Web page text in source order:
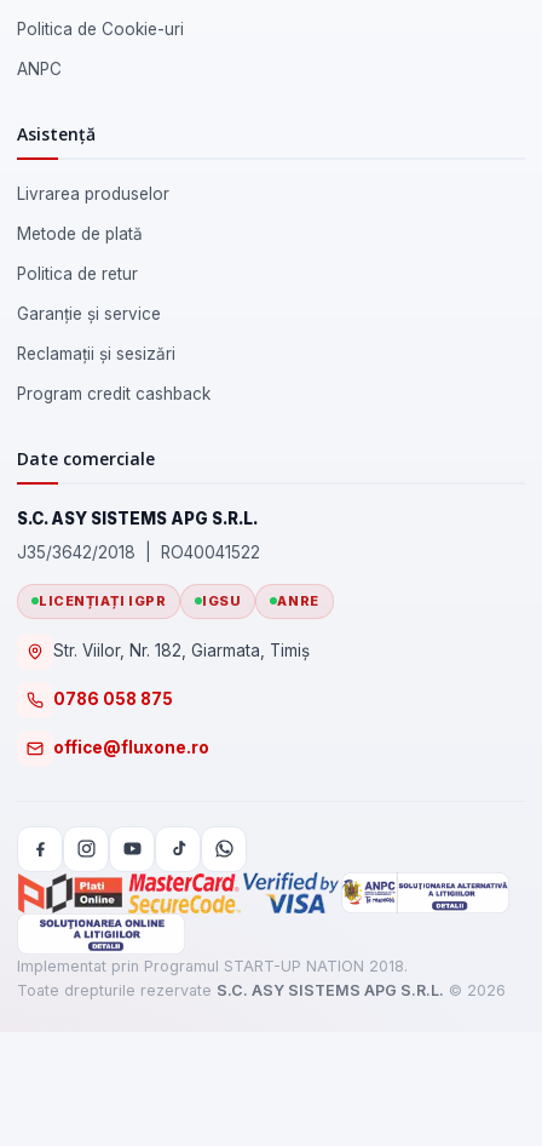
Politica de Cookie-uri
ANPC
Asistență
Livrarea produselor
Metode de plată
Politica de retur
Garanție și service
Reclamații și sesizări
Program credit cashback
Date comerciale
S.C. ASY SISTEMS APG S.R.L.
J35/3642/2018 | RO40041522
LICENȚIAȚI IGPR IGSU ANRE
Str. Viilor, Nr. 182, Giarmata, Timiș
0786 058 875
office@fluxone.ro
Implementat prin Programul START-UP NATION 2018.
Toate drepturile rezervate S.C. ASY SISTEMS APG S.R.L. © 2026